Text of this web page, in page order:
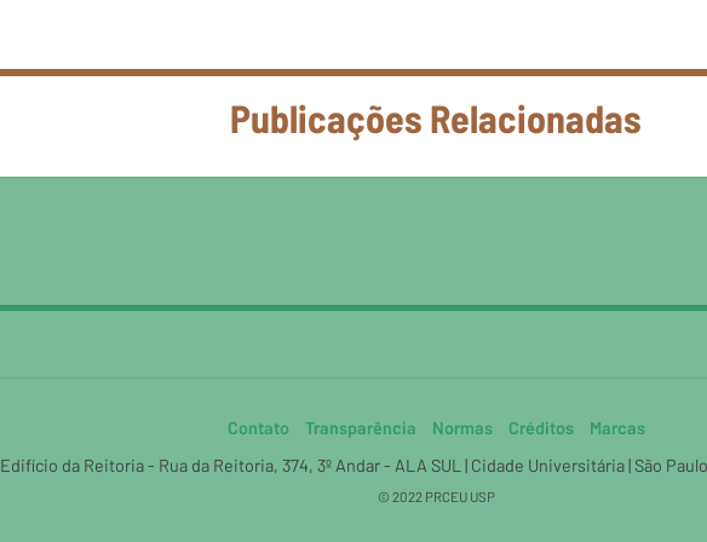
Publicações Relacionadas
Contato Transparência Normas Créditos
Marcas
Edifício da Reitoria - Rua da Reitoria, 374, 3º Andar - ALA SUL | Cidade Universitária | São
© 2022 PRCEU USP